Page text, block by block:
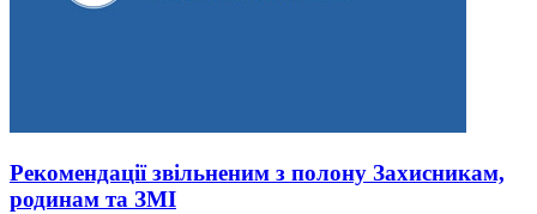
Рекомендації звільненим з полону Захисникам,
родинам та ЗМІ